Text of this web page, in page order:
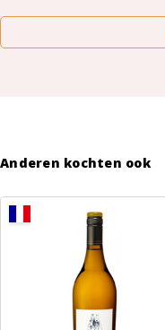
Anderen kochten ook